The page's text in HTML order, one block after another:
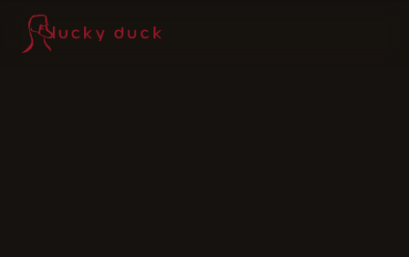
Lucky Duck — home